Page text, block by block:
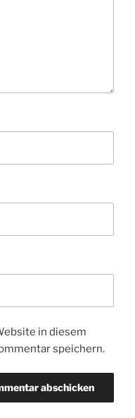
in diesem
speichern.